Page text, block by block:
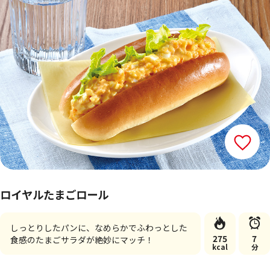
ロイヤルたまごロール
しっとりしたパンに、なめらかでふわっとした
食感のたまごサラダが絶妙にマッチ！
275
kcal
7
分